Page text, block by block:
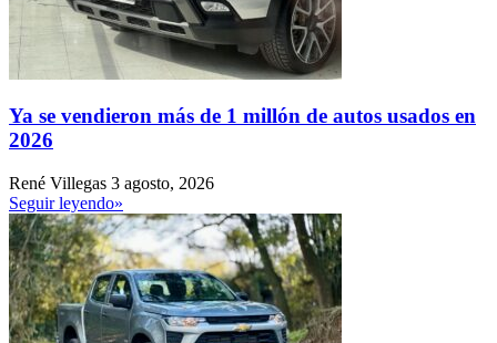
Ya se vendieron más de 1 millón de autos usados en
2026
René Villegas 3 agosto, 2026
Seguir leyendo»